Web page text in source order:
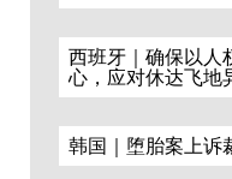
西班牙｜确保以人
心，应对休达飞地
韩国｜堕胎案上诉